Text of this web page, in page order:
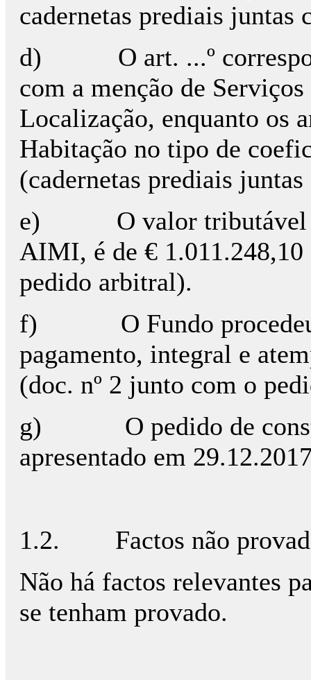
cadernetas prediais juntas
d)
O art. ...º
com a menção de
Localização, enquanto os
Habitação no tipo de
(cadernetas prediais
e)
O valor tributável
AIMI, é de € 1.011.248,10
pedido arbitral).
f)
O Fundo
pagamento, integral e
(doc. nº 2 junto com o
g)
O pedido de
apresentado em
1.2.
Factos não
Não há factos relevantes
se tenham provado.